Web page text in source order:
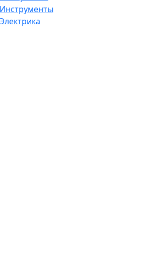
Инструменты
Электрика